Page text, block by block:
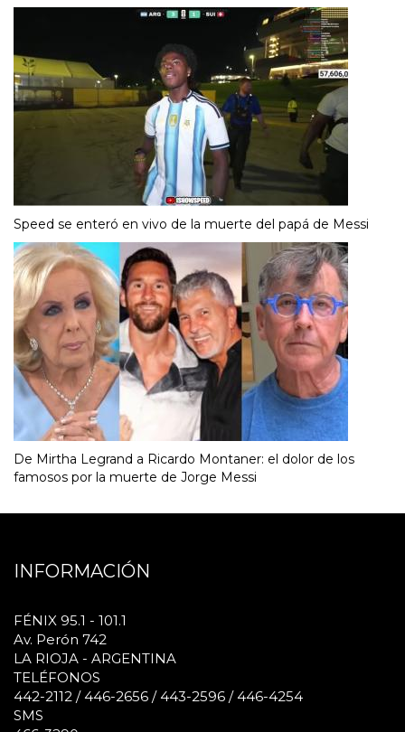
Speed se enteró en vivo de la muerte del papá de Messi
De Mirtha Legrand a Ricardo Montaner: el dolor de los
famosos por la muerte de Jorge Messi
INFORMACIÓN
FÉNIX 95.1 - 101.1
Av. Perón 742
LA RIOJA - ARGENTINA
TELÉFONOS
442-2112 / 446-2656 / 443-2596 / 446-4254
SMS